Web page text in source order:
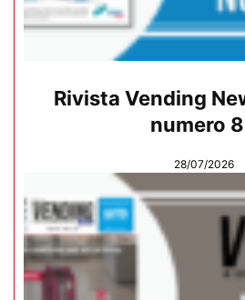
Rivista Vending
numero
28/07/2026